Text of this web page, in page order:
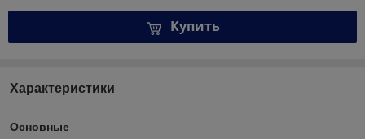
Купить
Характеристики
Основные